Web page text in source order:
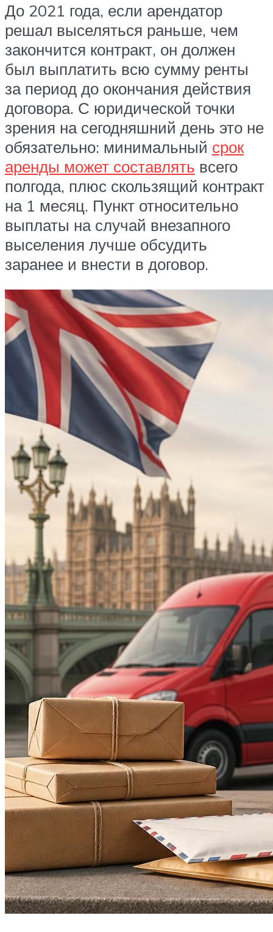
До 2021 года, если арендатор
решал выселяться раньше, чем
закончится контракт, он должен
был выплатить всю сумму ренты
за период до окончания действия
договора. С юридической точки
зрения на сегодняшний день это не
обязательно: минимальный срок
аренды может составлять всего
полгода, плюс скользящий контракт
на 1 месяц. Пункт относительно
выплаты на случай внезапного
выселения лучше обсудить
заранее и внести в договор.